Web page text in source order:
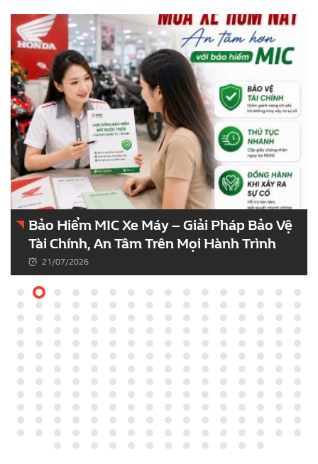
Bảo Hiểm MIC Xe Máy – Giải Pháp Bảo Vệ
Tài Chính, An Tâm Trên Mọi Hành Trình
21/07/2026